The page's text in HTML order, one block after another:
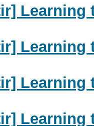
Learning
Learning
Learning
Learning